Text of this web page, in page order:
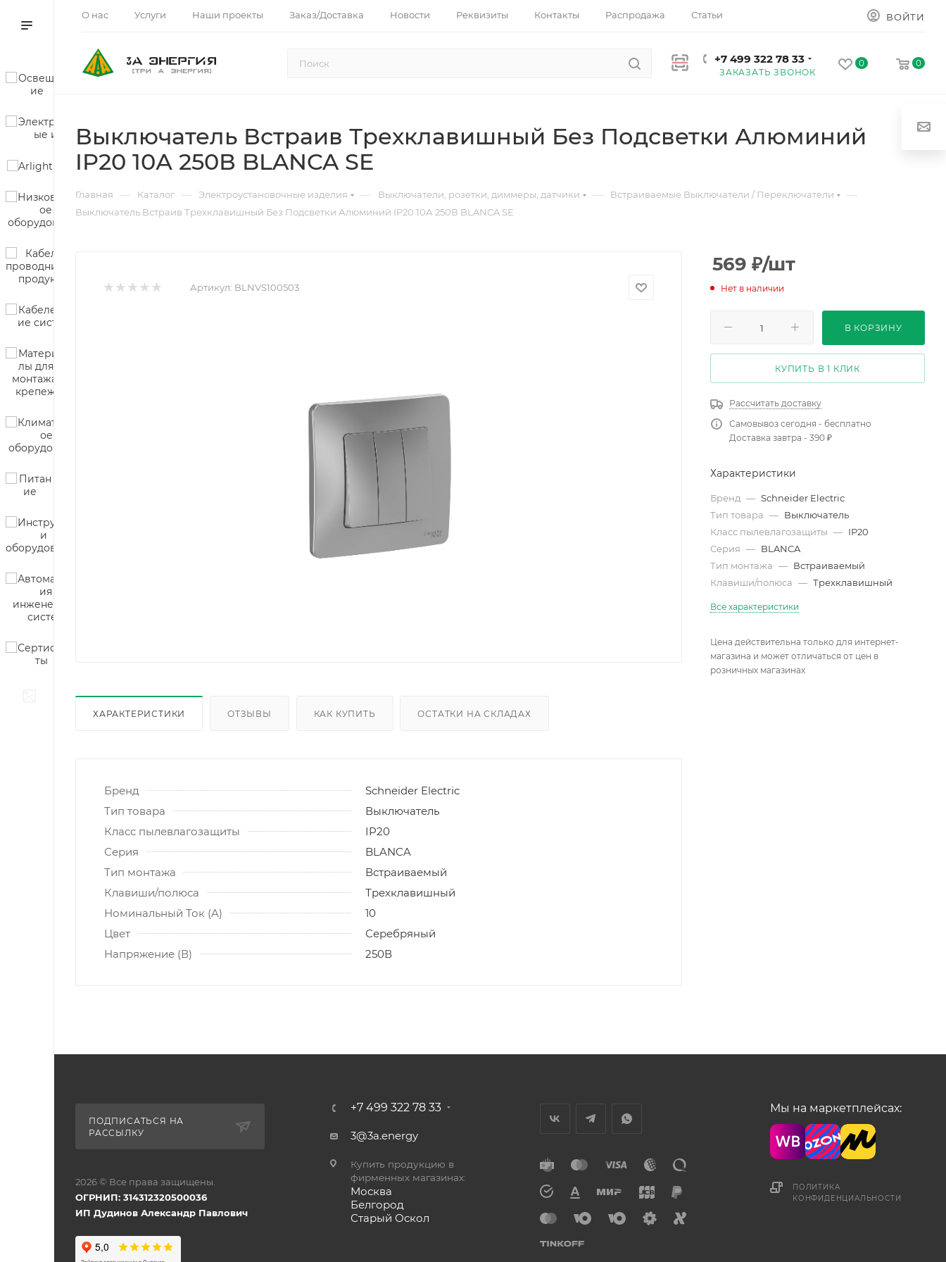
О нас Услуги Наши проекты Заказ/Доставка Новости Реквизиты Контакты Распродажа Статьи ВОЙТИ
+7 499 322 78 33
ЗАКАЗАТЬ ЗВОНОК
0 0
Выключатель Встраив Трехклавишный Без Подсветки Алюминий
IP20 10А 250В BLANCA SE
Главная — Каталог — Электроустановочные изделия — Выключатели, розетки, диммеры, датчики — Встраиваемые Выключатели / Переключатели —
Выключатель Встраив Трехклавишный Без Подсветки Алюминий IP20 10А 250В BLANCA SE
Артикул: BLNVS100503
ХАРАКТЕРИСТИКИ ОТЗЫВЫ КАК КУПИТЬ ОСТАТКИ НА СКЛАДАХ
Бренд
Schneider Electric
Тип товара
Выключатель
Класс пылевлагозащиты
IP20
Серия
BLANCA
Тип монтажа
Встраиваемый
Клавиши/полюса
Трехклавишный
Номинальный Ток (A)
10
Цвет
Серебряный
Напряжение (В)
250В
569 ₽/шт
Нет в наличии
В КОРЗИНУ
КУПИТЬ В 1 КЛИК
Рассчитать доставку
Самовывоз сегодня - бесплатно
Доставка завтра - 390 ₽
Характеристики
Бренд — Schneider Electric
Тип товара — Выключатель
Класс пылевлагозащиты — IP20
Серия — BLANCA
Тип монтажа — Встраиваемый
Клавиши/полюса — Трехклавишный
Все характеристики
Цена действительна только для интернет-
магазина и может отличаться от цен в
розничных магазинах
ПОДПИСАТЬСЯ НА
РАССЫЛКУ
2026 © Все права защищены.
ОГРНИП: 314312320500036
ИП Дудинов Александр Павлович
+7 499 322 78 33
3@3a.energy
Купить продукцию в
фирменных магазинах:
Москва
Белгород
Старый Оскол
Мы на маркетплейсах:
ПОЛИТИКА
КОНФИДЕНЦИАЛЬНОСТИ